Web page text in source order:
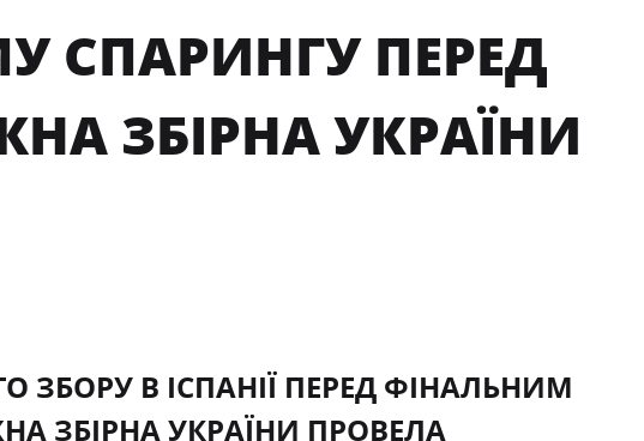
СПАРИНГУ ПЕРЕД
ЗБІРНА УКРАЇНИ
В ІСПАНІЇ ПЕРЕД ФІНАЛЬНИМ
ЗБІРНА УКРАЇНИ ПРОВЕЛА